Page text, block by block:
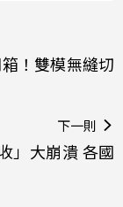
！雙模無縫切
下一則
」大崩潰 各國